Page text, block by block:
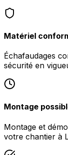
Matériel
Échafaudages
sécurité en
Montage
Montage et
votre chantier à